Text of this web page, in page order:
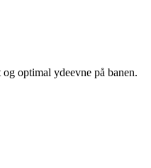
optimal ydeevne på banen.